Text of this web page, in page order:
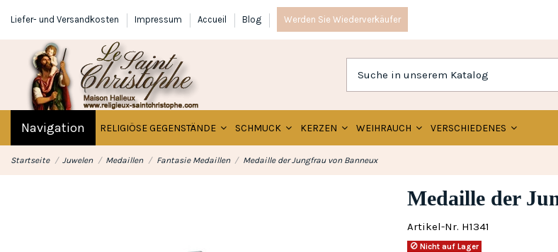
Liefer- und Versandkosten Impressum Accueil Blog Werden Sie Wiederverkäufer
Navigation RELIGIÖSE GEGENSTÄNDE SCHMUCK KERZEN WEIHRAUCH VERSCHIEDENES
Startseite Juwelen Medaillen Fantasie Medaillen Medaille der Jungfrau von Banneux
Medaille der
Artikel-Nr. H1341
Nicht auf Lager